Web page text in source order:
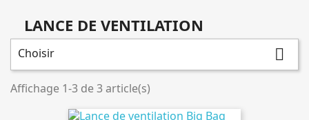
LANCE DE VENTILATION
Choisir 
Affichage 1-3 de 3 article(s)